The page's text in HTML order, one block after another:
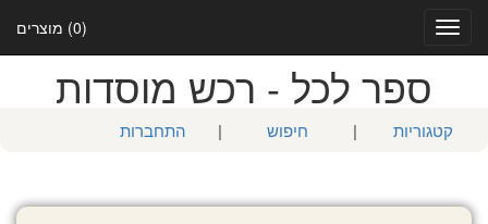
(0) מוצרים
Toggle
navigation
ספר לכל - רכש מוסדות
קטגוריות | חיפוש | התחברות